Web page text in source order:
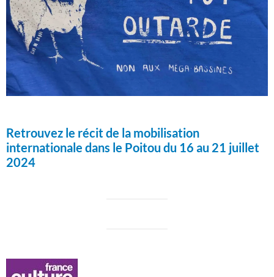
Retrouvez le récit de la mobilisation
internationale dans le Poitou du 16 au 21 juillet
2024